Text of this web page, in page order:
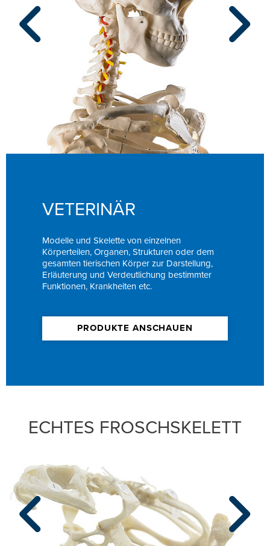
VETERINÄR
Modelle und Skelette von einzelnen
Körperteilen, Organen, Strukturen oder dem
gesamten tierischen Körper zur Darstellung,
Erläuterung und Verdeutlichung bestimmter
Funktionen, Krankheiten etc.
PRODUKTE ANSCHAUEN
ECHTES FROSCHSKELETT